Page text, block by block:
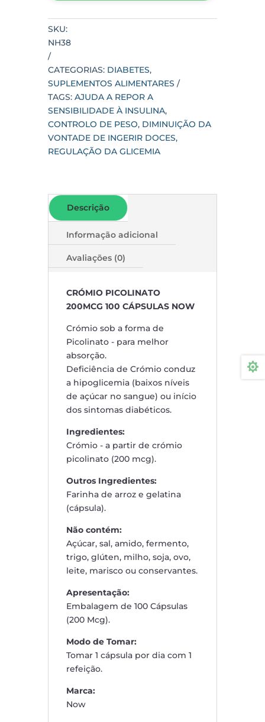
CÁPSULAS
NOW
quantidade
SKU:
NH38
CATEGORIAS: DIABETES,
SUPLEMENTOS ALIMENTARES
TAGS: AJUDA A REPOR A
SENSIBILIDADE À INSULINA,
CONTROLO DE PESO, DIMINUIÇÃO DA
VONTADE DE INGERIR DOCES,
REGULAÇÃO DA GLICEMIA
Descrição
Informação adicional
Avaliações (0)
CRÓMIO PICOLINATO
200MCG 100 CÁPSULAS NOW
Crómio sob a forma de
Picolinato - para melhor
absorção.
Deficiência de Crómio conduz
a hipoglicemia (baixos níveis
de açúcar no sangue) ou início
dos sintomas diabéticos.
Ingredientes:
Crómio - a partir de crómio
picolinato (200 mcg).
Outros Ingredientes:
Farinha de arroz e gelatina
(cápsula).
Não contém:
Açúcar, sal, amido, fermento,
trigo, glúten, milho, soja, ovo,
leite, marisco ou conservantes.
Apresentação:
Embalagem de 100 Cápsulas
(200 Mcg).
Modo de Tomar:
Tomar 1 cápsula por dia com 1
refeição.
Marca:
Now
